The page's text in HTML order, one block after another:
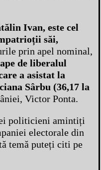
Ivan, este cel
săi,
prin apel nominal,
de liberalul
a asistat la
Sârbu (36,17 la
Victor Ponta.
politicieni amintiți
electorale din
temă puteți citi pe